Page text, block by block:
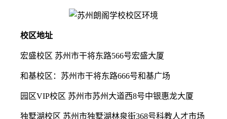
校区地址
宏盛校区 苏州市干将东路566号宏盛大厦
和基校区：苏州市干将东路666号和基广场
园区VIP校区 苏州市苏州大道西8号中银惠龙大厦
独墅湖校区 苏州市独墅湖林泉街368号科教人才市场